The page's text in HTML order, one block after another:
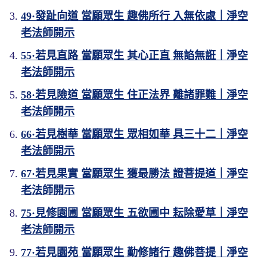
49·發趾向道 當願眾生 趣佛所行 入無依處｜淨空
老法師開示
55·若見直路 當願眾生 其心正直 無諂無誑｜淨空
老法師開示
58·若見險道 當願眾生 住正法界 離諸罪難｜淨空
老法師開示
66·若見樹華 當願眾生 眾相如華 具三十二｜淨空
老法師開示
67·若見果實 當願眾生 獲最勝法 證菩提道｜淨空
老法師開示
75·見修園圃 當願眾生 五欲圃中 耘除愛草｜淨空
老法師開示
77·若見園苑 當願眾生 勤修諸行 趣佛菩提｜淨空